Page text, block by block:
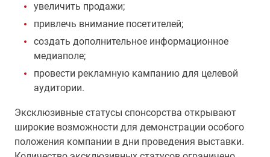
увеличить продажи;
привлечь внимание посетителей;
создать дополнительное информационное
медиаполе;
провести рекламную кампанию для целевой
аудитории.
Эксклюзивные статусы спонсорства открывают
широкие возможности для демонстрации особого
положения компании в дни проведения выставки.